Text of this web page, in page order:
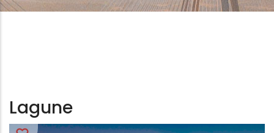
Lagune